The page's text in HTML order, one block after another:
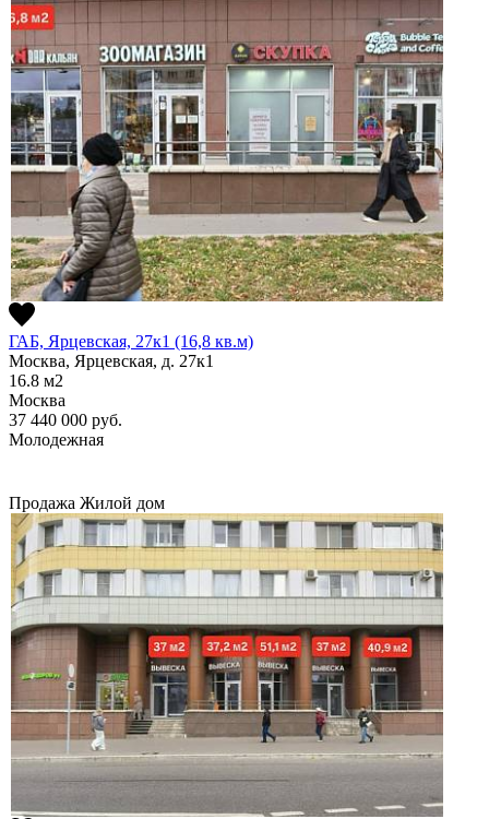
ГАБ, Ярцевская, 27к1 (16,8 кв.м)
Москва, Ярцевская, д. 27к1
16.8 м2
Москва
37 440 000 руб.
Молодежная
Продажа Жилой дом